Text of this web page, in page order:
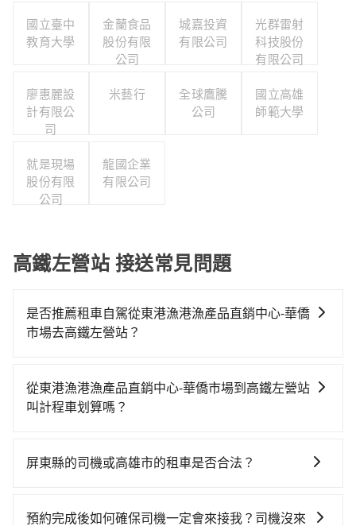
國立臺中
教育大學
金蘭食品
股份有限
公司
城嘉投資
有限公司
光群雷射
科技股份
有限公司
廖惠麗設
計有限公
司
米藝行
全球鷹騰
公司
國立高雄
師範大學
就是現場
股份有限
公司
龍國企業
有限公司
高鐵左營站 接送常見問題
是否推薦租車自駕從東港漁港漁產品直銷中心-華僑
市場去高鐵左營站？
對的時間彈性，最重要的是你當天就要來回，那在屏東
路邊可隨租隨借的iRent應該是你最便宜選擇。註冊完
市場到高鐵左營站的花費預估為$700~1,150（金額差異
估進去，但額外的汽車保險與可能的罰單都需自付。再
從東港漁港漁產品直銷中心-華僑市場到高鐵左營站
叫計程車划算嗎？
灣大車隊和Yoxi，如果在路邊攔不到車，也可考慮打電
710~1,100元間。不過屏東縣僅有合法計程車約370輛，
屏東縣的司機或高雄市的租車是否合法？
車、私家車或野雞車在招攬生意，這不僅是違法可能被
預約完成後如何確保司機一定會來接我？司機沒來